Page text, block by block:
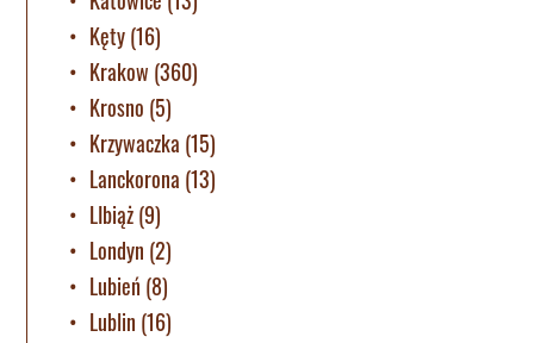
Kęty(16)
Krakow (360)
Krosno (5)
Krzywaczka (15)
Lanckorona (13)
LIbiąż(9)
Londyn (2)
Lubień (8)
Lublin (16)